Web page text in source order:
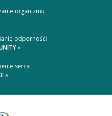
Dołącz
nas
Facebooku
organizmu
odporności
»
serca
»